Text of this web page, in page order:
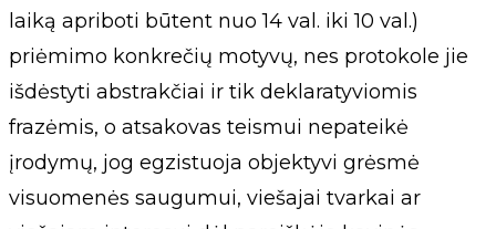
laiką apriboti būtent nuo 14 val. iki 10 val.)
priėmimo konkrečių motyvų, nes protokole jie
išdėstyti abstrakčiai ir tik deklaratyviomis
frazėmis, o atsakovas teismui nepateikė
įrodymų, jog egzistuoja objektyvi grėsmė
visuomenės saugumui, viešajai tvarkai ar